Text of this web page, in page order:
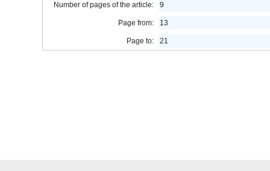
Number of pages of the article: 9
Page from: 13
Page to: 21